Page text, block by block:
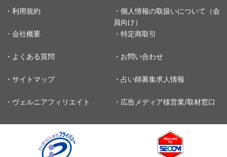
・利用規約
・個人情報の取扱いについて（会
員向け）
・会社概要
・特定商取引
・よくある質問 ・お問い合わせ
・サイトマップ ・占い師募集求人情報
・ヴェルニアフィリエイト ・広告メディア様営業/取材窓口